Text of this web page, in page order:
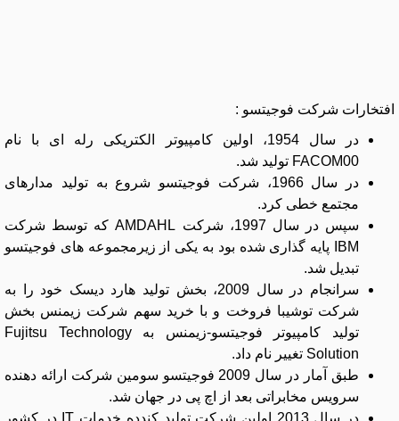
افتخارات شرکت فوجیتسو :
در سال 1954، اولین کامپیوتر الکتریکی رله ای با نام
FACOM00 تولید شد.
در سال 1966، شرکت فوجیتسو شروع به تولید مدارهای
مجتمع خطی کرد.
سپس در سال 1997، شرکت AMDAHL که توسط شرکت
IBM پایه گذاری شده بود به یکی از زیرمجموعه های فوجیتسو
تبدیل شد.
سرانجام در سال 2009، بخش تولید هارد دیسک خود را به
شرکت توشیبا فروخت و با خرید سهم شرکت زیمنس بخش
تولید کامپیوتر فوجیتسو-زیمنس به Fujitsu Technology
Solution تغییر نام داد.
طبق آمار در سال 2009 فوجیتسو سومین شرکت ارائه دهنده
سرویس مخابراتی بعد از اچ پی در جهان شد.
در سال 2013 اولین شرکت تولید کندده خدمات IT در کشور